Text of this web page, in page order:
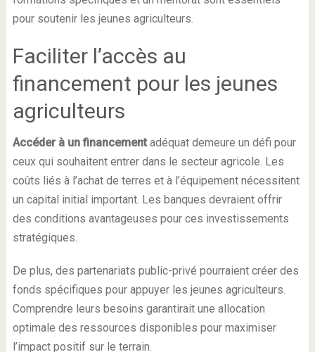
pour soutenir les jeunes agriculteurs.
Faciliter l’accès au
financement pour les jeunes
agriculteurs
Accéder à un financementadéquat demeure un défi pour
ceux qui souhaitent entrer dans le secteur agricole. Les
coûts liés à l’achat de terres et à l’équipement nécessitent
un capital initial important. Les banques devraient offrir
des conditions avantageuses pour ces investissements
stratégiques.
De plus, des partenariats public-privé pourraient créer des
fonds spécifiques pour appuyer les jeunes agriculteurs.
Comprendre leurs besoins garantirait une allocation
optimale des ressources disponibles pour maximiser
l’impact positif sur le terrain.